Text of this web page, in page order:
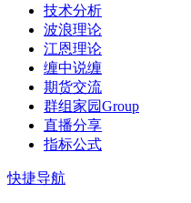
技术分析
波浪理论
江恩理论
缠中说缠
期货交流
群组家园Group
直播分享
指标公式
快捷导航